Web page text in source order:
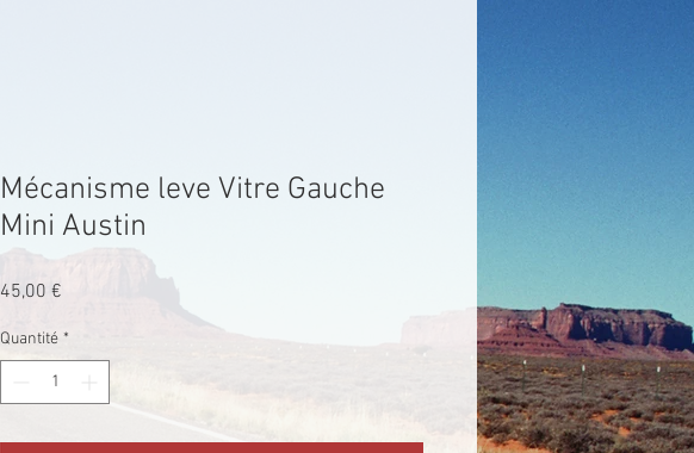
Mécanisme leve Vitre Gauche
Mini Austin
45,00 €
Quantité *